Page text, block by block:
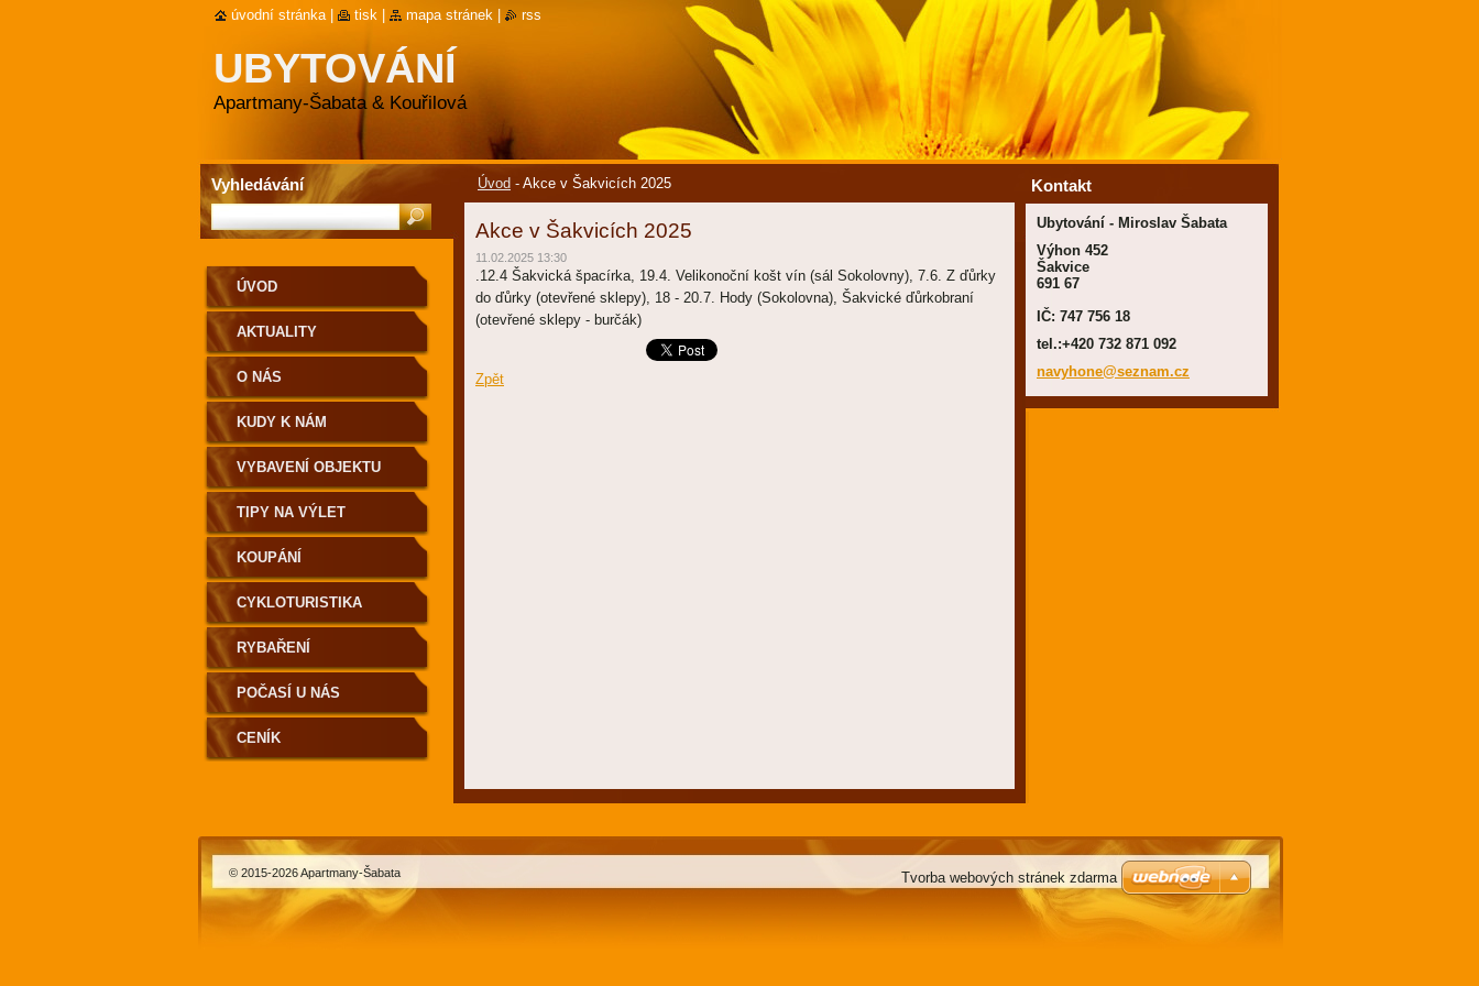
UBYTOVÁNÍ
Apartmany-Šabata & Kouřilová
Úvod - Akce v Šakvicích 2025
Akce v Šakvicích 2025
11.02.2025 13:30
.12.4 Šakvická špacírka, 19.4. Velikonoční košt vín (sál Sokolovny), 7.6. Z ďůrky
do ďůrky (otevřené sklepy), 18 - 20.7. Hody (Sokolovna), Šakvické ďůrkobraní
(otevřené sklepy - burčák)
Zpět
ÚVOD
AKTUALITY
O NÁS
KUDY K NÁM
VYBAVENÍ OBJEKTU
TIPY NA VÝLET
KOUPÁNÍ
CYKLOTURISTIKA
RYBAŘENÍ
POČASÍ U NÁS
CENÍK
Kontakt
Ubytování - Miroslav Šabata
Výhon 452
Šakvice
691 67
IČ: 747 756 18
tel.:+420 732 871 092
navyhone@seznam.cz
Vyhledávání
úvodní stránka tisk mapa stránek rss
© 2015-2026 Apartmany-Šabata Tvorba webových stránek zdarma